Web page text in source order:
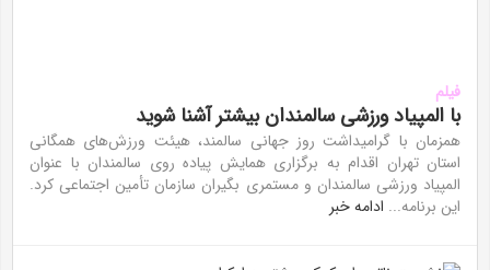
فیلم
با المپیاد ورزشی سالمندان بیشتر آشنا شوید
همزمان با گرامیداشت روز جهانی سالمند، هیئت ورزش‌های همگانی
استان تهران اقدام به برگزاری همایش پیاده روی سالمندان با عنوان
المپیاد ورزشی سالمندان و مستمری بگیران سازمان تأمین اجتماعی کرد.
این برنامه... ادامه خبر